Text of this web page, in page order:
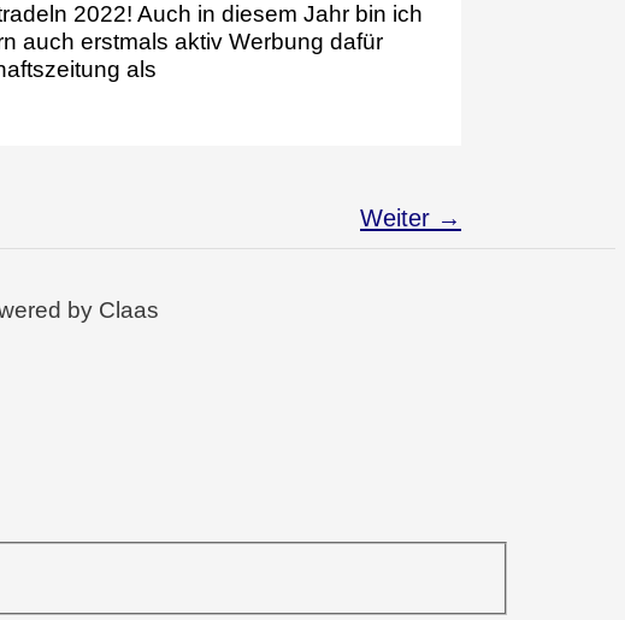
2022! Auch in diesem Jahr bin ich
auch erstmals aktiv Werbung dafür
als
Weiter →
by Claas